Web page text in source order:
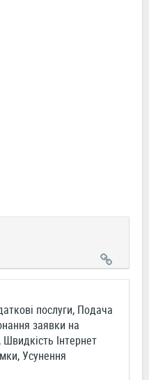
послуги, Подача
заявки на
Інтернет
Усунення